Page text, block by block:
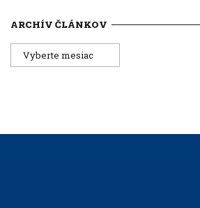
ARCHÍV ČLÁNKOV
Archív
článkov